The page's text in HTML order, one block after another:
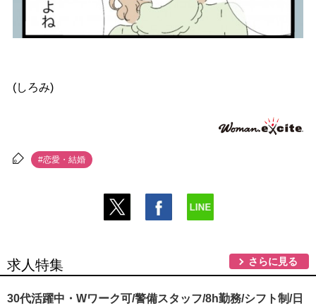
(しろみ)
#恋愛・結婚
求人特集 さらに見る
30代活躍中・Wワーク可/警備スタッフ/8h勤務/シフト制/日